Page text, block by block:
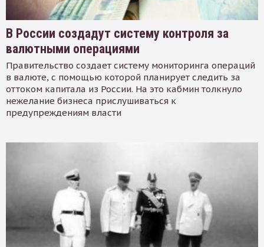
В России создадут систему контроля за
валютными операциями
Правительство создает систему мониторинга операций
в валюте, с помощью которой планирует следить за
оттоком капитала из России. На это кабмин толкнуло
нежелание бизнеса прислушиваться к
предупреждениям власти